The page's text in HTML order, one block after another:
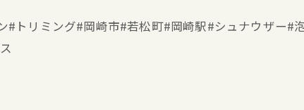
トリミング#岡崎市#若松町#岡崎駅#シュナウザー#